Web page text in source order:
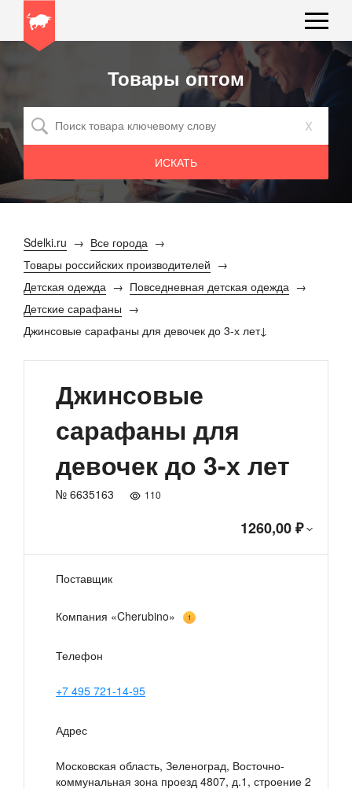
Товары оптом
x
Sdelki.ru
Все города
Товары российских производителей
Детская одежда
Повседневная детская одежда
Детские сарафаны
Джинсовые сарафаны для девочек до 3-х лет
Джинсовые
сарафаны для
девочек до 3-х лет
№ 6635163 110
1260,00 ₽
Поставщик
Компания «Cherubino» 1
Телефон
+7 495 721-14-95
Адрес
Московская область, Зеленоград, Восточно-
коммунальная зона проезд 4807, д.1, строение 2